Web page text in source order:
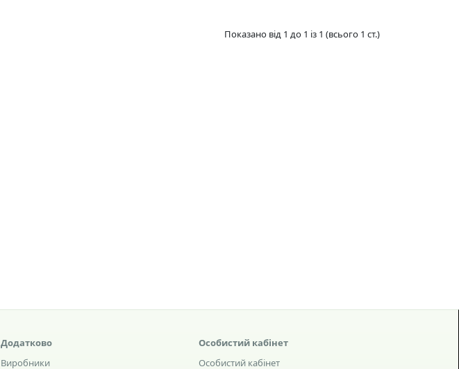
Показано від 1 до 1 із 1 (всього 1 ст.)
Додатково
Виробники
Особистий кабінет
Особистий кабінет